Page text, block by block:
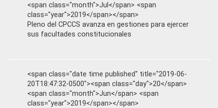
<span class="month">Jul</span> <span
class="year">2019</span></span>
Pleno del CPCCS avanza en gestiones para ejercer
sus facultades constitucionales
<span class="date time published" title="2019-06-
20T18:47:32-0500"><span class="day">20</span>
<span class="month">Jun</span> <span
class="year">2019</span></span>